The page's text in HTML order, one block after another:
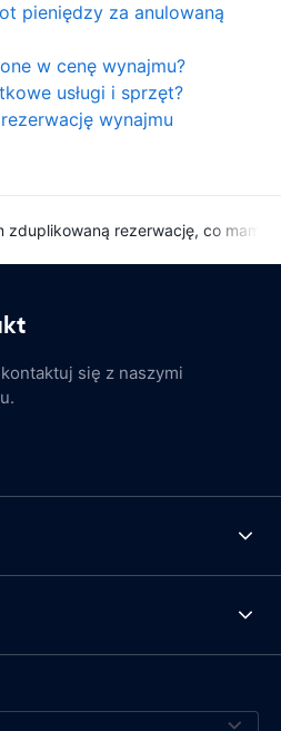
pieniędzy za anulowaną
w cenę wynajmu?
usługi i sprzęt?
wynajmu
zduplikowaną rezerwację, co mam
się z naszymi